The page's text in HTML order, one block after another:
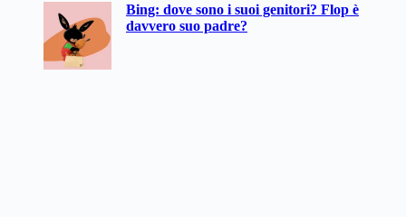
Bing: dove sono i suoi genitori? Flop è
davvero suo padre?